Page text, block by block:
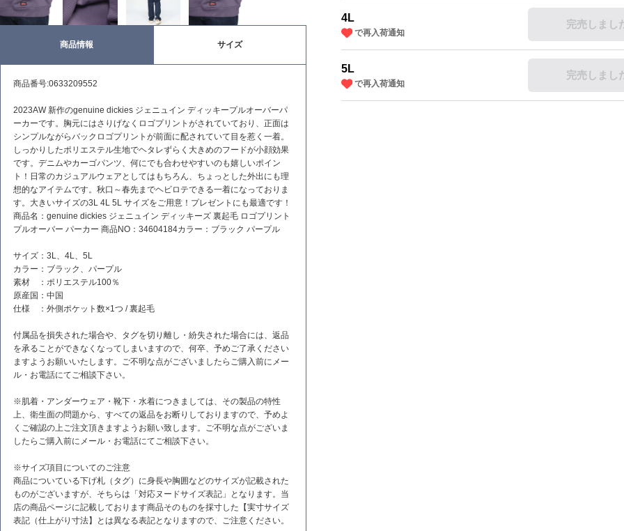
4L
で再入荷通知
完売しまし
5L
で再入荷通知
完売しまし
商品情報 サイズ
商品番号:0633209552
2023AW 新作のgenuine dickies ジェニュイン ディッキープルオーバーパ
ーカーです。胸元にはさりげなくロゴプリントがされていており、正面は
シンプルながらバックロゴプリントが前面に配されていて目を惹く一着。
しっかりしたポリエステル生地でヘタレずらく大きめのフードが小顔効果
です。デニムやカーゴパンツ、何にでも合わせやすいのも嬉しいポイン
ト！日常のカジュアルウェアとしてはもちろん、ちょっとした外出にも理
想的なアイテムです。秋口～春先までヘビロテできる一着になっておりま
す。大きいサイズの3L 4L 5L サイズをご用意！プレゼントにも最適です！
商品名：genuine dickies ジェニュイン ディッキーズ 裏起毛 ロゴプリント
プルオーバー パーカー 商品NO：34604184カラー：ブラック パープル
サイズ：3L、4L、5L
カラー：ブラック、パープル
素材 ：ポリエステル100％
原産国：中国
仕様 ：外側ポケット数×1つ / 裏起毛
付属品を損失された場合や、タグを切り離し・紛失された場合には、返品
を承ることができなくなってしまいますので、何卒、予めご了承ください
ますようお願いいたします。ご不明な点がございましたらご購入前にメー
ル・お電話にてご相談下さい。
※肌着・アンダーウェア・靴下・水着につきましては、その製品の特性
上、衛生面の問題から、すべての返品をお断りしておりますので、予めよ
くご確認の上ご注文頂きますようお願い致します。ご不明な点がございま
したらご購入前にメール・お電話にてご相談下さい。
※サイズ項目についてのご注意
商品についている下げ札（タグ）に身長や胸囲などのサイズが記載された
ものがございますが、そちらは「対応ヌードサイズ表記」となります。当
店の商品ページに記載しております商品そのものを採寸した【実寸サイズ
表記（仕上がり寸法】とは異なる表記となりますので、ご注意ください。